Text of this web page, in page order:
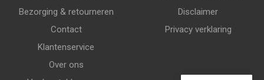
Bezorging & retourneren
Contact
Klantenservice
Over ons
Disclaimer
Privacy verklaring